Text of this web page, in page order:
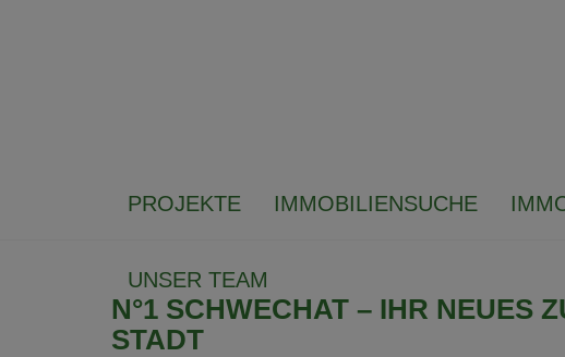
PROJEKTE IMMOBILIENSUCHE
UNSER TEAM
N°1 SCHWECHAT – IHR NEUES
STADT